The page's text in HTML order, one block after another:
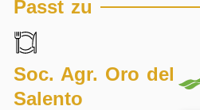
Passt zu
Soc. Agr. Oro del
Salento